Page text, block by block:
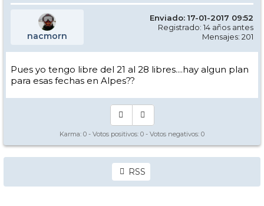
nacmorn
Enviado: 17-01-2017 09:52
Registrado: 14 años antes
Mensajes: 201
Pues yo tengo libre del 21 al 28 libres....hay algun plan
para esas fechas en Alpes??
Karma: 0 - Votos positivos: 0 - Votos negativos: 0
RSS